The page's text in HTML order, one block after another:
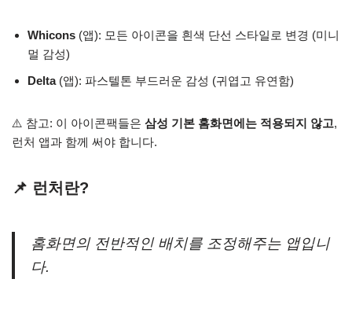
Whicons (앱): 모든 아이콘을 흰색 단선 스타일로 변경 (미니
멀 감성)
Delta(앱): 파스텔톤 부드러운 감성 (귀엽고 유연함)
⚠️ 참고: 이 아이콘팩들은 삼성 기본 홈화면에는 적용되지 않고,
런처 앱과 함께 써야 합니다.
📌 런처란?
홈화면의 전반적인 배치를 조정해주는 앱입니
다.